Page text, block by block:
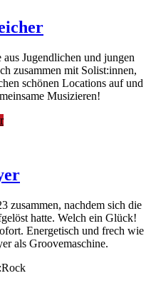
Jugendlichen und jungen
zusammen mit Solist:innen,
schönen Locations auf und
Musizieren!
zusammen, nachdem sich die
hatte. Welch ein Glück!
Energetisch und frech wie
als Groovemaschine.